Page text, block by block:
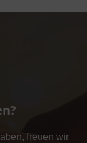
freuen wir